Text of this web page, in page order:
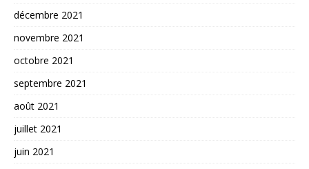
décembre 2021
novembre 2021
octobre 2021
septembre 2021
août 2021
juillet 2021
juin 2021